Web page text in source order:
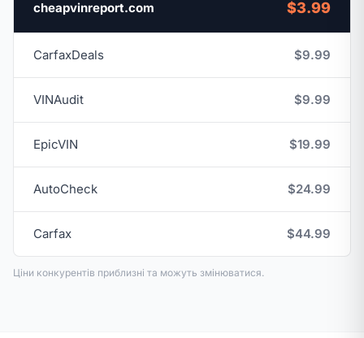
cheapvinreport.com $3.99
CarfaxDeals $9.99
VINAudit $9.99
EpicVIN $19.99
AutoCheck $24.99
Carfax $44.99
Ціни конкурентів приблизні та можуть змінюватися.